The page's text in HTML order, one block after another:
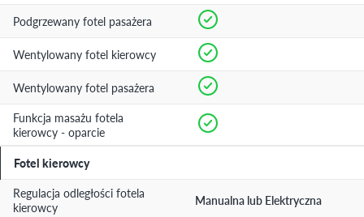
Podgrzewany fotel pasażera
Wentylowany fotel kierowcy
Wentylowany fotel pasażera
Funkcja masażu fotela
kierowcy - oparcie
Fotel kierowcy
Regulacja odległości fotela
kierowcy
Manualna lub Elektryczna